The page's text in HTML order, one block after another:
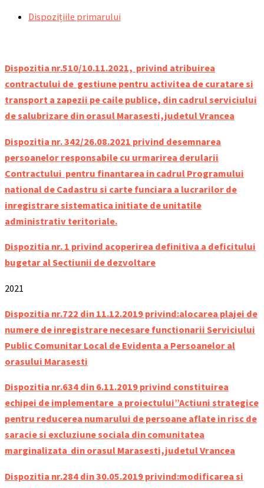
Dispozițiile primarului
Dispozitia nr.510/10.11.2021, privind atribuirea
contractului de gestiune pentru activitea de curatare si
transport a zapezii pe caile publice, din cadrul serviciului
de salubrizare din orasul Marasesti,judetul Vrancea
Dispozitia nr. 342/26.08.2021 privind desemnarea
persoanelor responsabile cu urmarirea derularii
Contractului pentru finantarea in cadrul Programului
national de Cadastru si carte funciara a lucrarilor de
inregistrare sistematica initiate de unitatile
administrativ teritoriale.
Dispozitia nr. 1 privind acoperirea definitiva a deficitului
bugetar al Sectiunii de dezvoltare
2021
Dispozitia nr.722 din 11.12.2019 privind:alocarea plajei de
numere de inregistrare necesare functionarii Serviciului
Public Comunitar Local de Evidenta a Persoanelor al
orasului Marasesti
Dispozitia nr.634 din 6.11.2019 privind constituirea
echipei de implementare a proiectului”Actiuni strategice
pentru reducerea numarului de persoane aflate in risc de
saracie si excluziune sociala din comunitatea
marginalizata din orasul Marasesti,judetul Vrancea
Dispozitia nr.284 din 30.05.2019 privind:modificarea si